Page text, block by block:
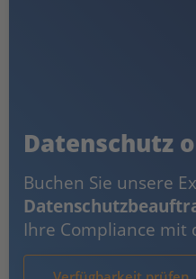
Datenschutz
Buchen Sie unsere
Ihre Compliance mit